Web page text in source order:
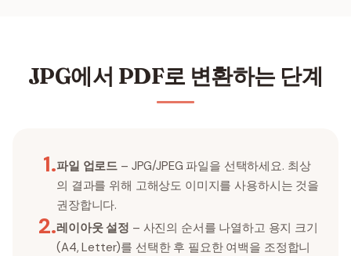
JPG에서 PDF로 변환하는 단계
1.파일 업로드 – JPG/JPEG 파일을 선택하세요. 최상
의 결과를 위해 고해상도 이미지를 사용하시는 것을
권장합니다.
2.레이아웃 설정 – 사진의 순서를 나열하고 용지 크기
(A4, Letter)를 선택한 후 필요한 여백을 조정합니